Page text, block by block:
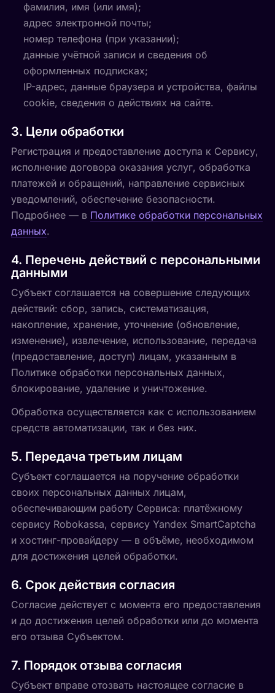
фамилия, имя (или имя);
адрес электронной почты;
номер телефона (при указании);
данные учётной записи и сведения об
оформленных подписках;
IP-адрес, данные браузера и устройства, файлы
cookie, сведения о действиях на сайте.
3. Цели обработки
Регистрация и предоставление доступа к Сервису,
исполнение договора оказания услуг, обработка
платежей и обращений, направление сервисных
уведомлений, обеспечение безопасности.
Подробнее — в Политике обработки персональных
данных.
4. Перечень действий с персональными
данными
Субъект соглашается на совершение следующих
действий: сбор, запись, систематизация,
накопление, хранение, уточнение (обновление,
изменение), извлечение, использование, передача
(предоставление, доступ) лицам, указанным в
Политике обработки персональных данных,
блокирование, удаление и уничтожение.
Обработка осуществляется как с использованием
средств автоматизации, так и без них.
5. Передача третьим лицам
Субъект соглашается на поручение обработки
своих персональных данных лицам,
обеспечивающим работу Сервиса: платёжному
сервису Robokassa, сервису Yandex SmartCaptcha
и хостинг-провайдеру — в объёме, необходимом
для достижения целей обработки.
6. Срок действия согласия
Согласие действует с момента его предоставления
и до достижения целей обработки или до момента
его отзыва Субъектом.
7. Порядок отзыва согласия
Субъект вправе отозвать настоящее согласие в